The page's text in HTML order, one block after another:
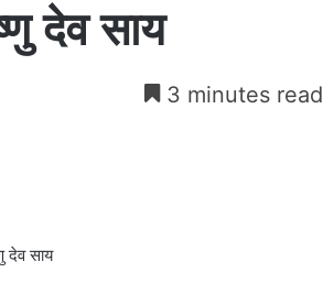
देव साय
3 minutes read
देव साय